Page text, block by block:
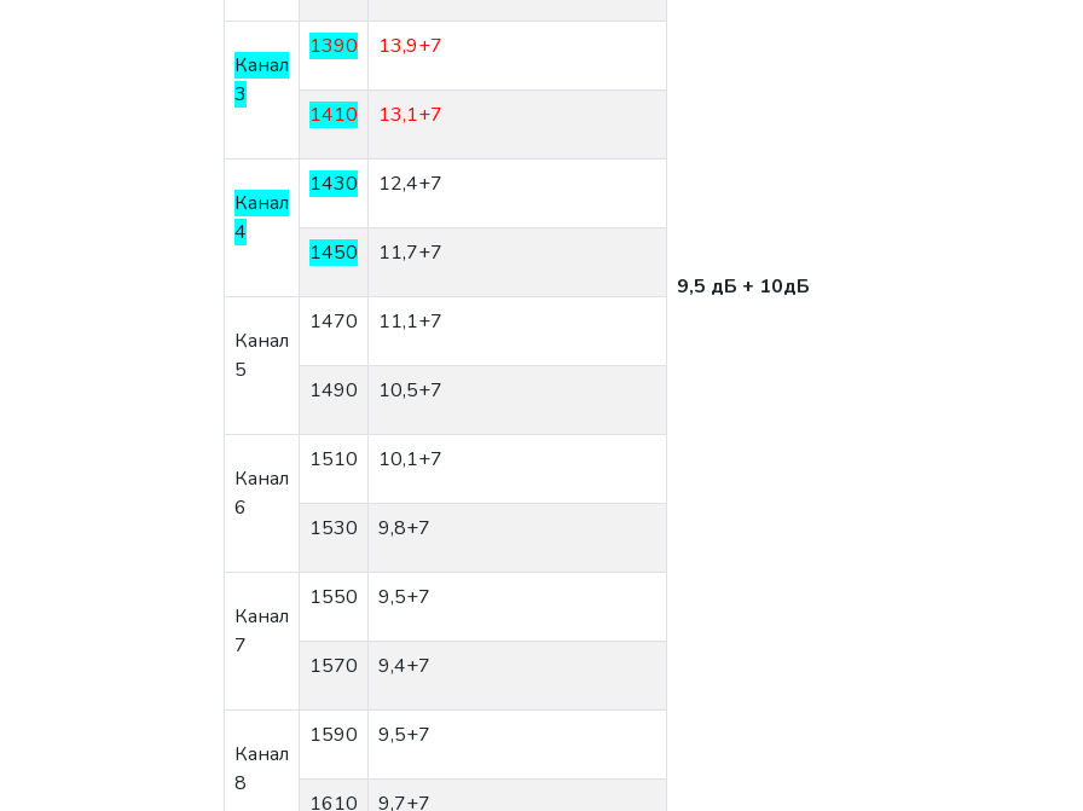
9,5 дБ + 10дБ
Канал
3
1390 13,9+7
1410 13,1+7
Канал
4
1430 12,4+7
1450 11,7+7
Канал
5
1470 11,1+7
1490 10,5+7
Канал
6
1510 10,1+7
1530 9,8+7
Канал
7
1550 9,5+7
1570 9,4+7
Канал
8
1590 9,5+7
1610 9,7+7